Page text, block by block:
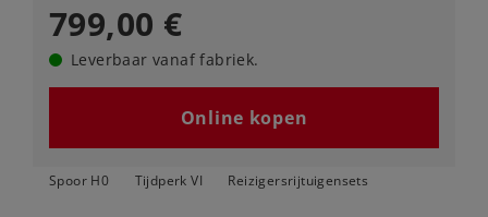
799,00 €
Leverbaar vanaf fabriek.
Online kopen
Spoor H0 Tijdperk VI Reizigersrijtuigensets